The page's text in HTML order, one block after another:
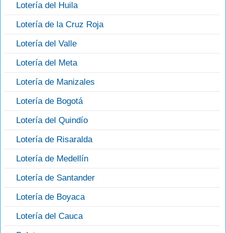
Lotería del Huila
Lotería de la Cruz Roja
Lotería del Valle
Lotería del Meta
Lotería de Manizales
Lotería de Bogotá
Lotería del Quindío
Lotería de Risaralda
Lotería de Medellín
Lotería de Santander
Lotería de Boyaca
Lotería del Cauca